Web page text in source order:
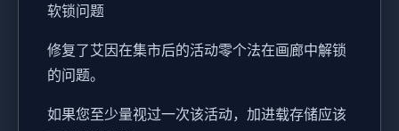
软锁问题
修复了艾因在集市后的活动零个法在画廊中解锁
的问题。
如果您至少量视过一次该活动，加进载存储应该